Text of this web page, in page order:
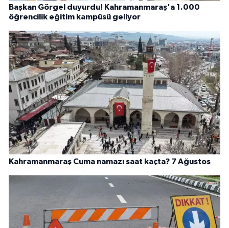
Başkan Görgel duyurdu! Kahramanmaraş'a 1.000
öğrencilik eğitim kampüsü geliyor
Kahramanmaraş Cuma namazı saat kaçta? 7 Ağustos